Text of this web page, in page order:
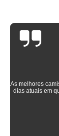
As melhores
dias atuais em